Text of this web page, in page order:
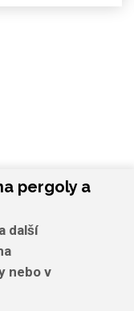
pergoly a
další
nebo v